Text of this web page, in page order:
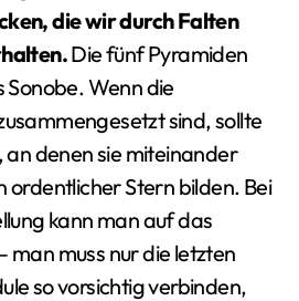
die wir durch Falten
Die fünf Pyramiden
Sonobe. Wenn die
sind, sollte
an denen sie miteinander
ordentlicher Stern bilden. Bei
kann man auf das
man muss nur die letzten
so vorsichtig verbinden,